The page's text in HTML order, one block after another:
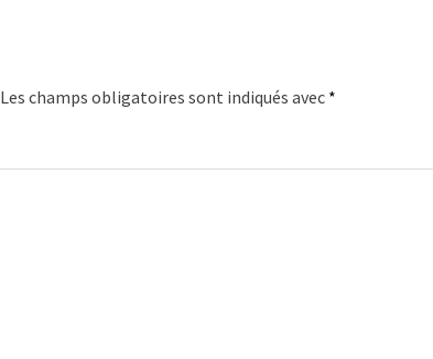
Les champs obligatoires sont indiqués avec *